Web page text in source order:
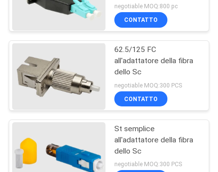
negotiable MOQ:800 pc
CONTATTO
62.5/125 FC
all'adattatore della fibra
dello Sc
negotiable MOQ:300 PCS
CONTATTO
St semplice
all'adattatore della fibra
dello Sc
negotiable MOQ:300 PCS